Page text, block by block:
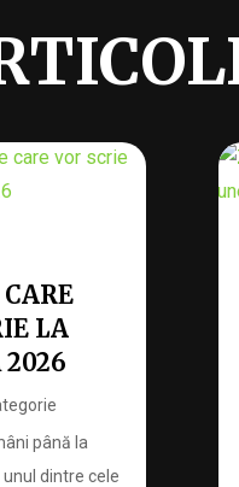
LA
2026
până la
dintre cele